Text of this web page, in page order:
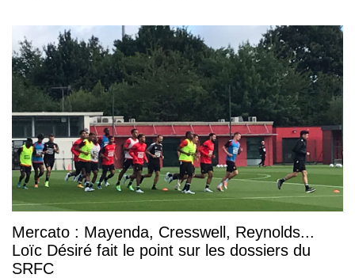
Mercato : Mayenda, Cresswell, Reynolds...
Loïc Désiré fait le point sur les dossiers du
SRFC